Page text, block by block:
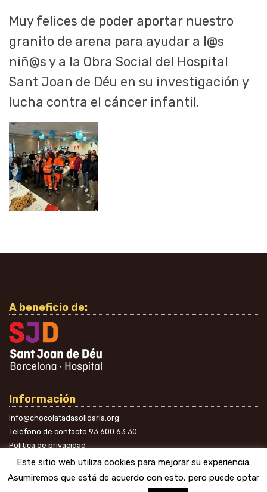
Muy felices de poder aportar nuestro
granito de arena para ayudar a l@s
niñ@s y a la Obra Social del Hospital
Sant Joan de Déu en su investigación y
lucha contra el cáncer infantil.
A beneficio de:
Información
info@chocolatadasolidaria.org
Teléfono de contacto 93 600 63 30
Política de privacidad
En las redes
Este sitio web utiliza cookies para mejorar su experiencia.
Asumiremos que está de acuerdo con esto, pero puede optar